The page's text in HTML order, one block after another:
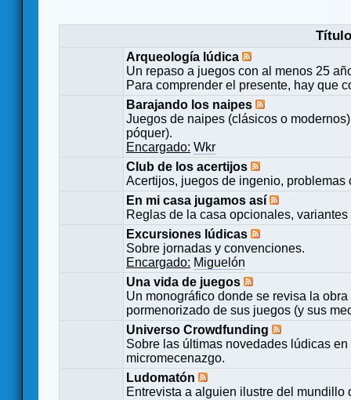
Título
Arqueología lúdica
Un repaso a juegos con al menos 25
Para comprender el presente, hay que
Barajando los naipes
Juegos de naipes (clásicos o
póquer).
Encargado: Wkr
Club de los acertijos
Acertijos, juegos de ingenio,
En mi casa jugamos así
Reglas de la casa opcionales,
Excursiones lúdicas
Sobre jornadas y convenciones.
Encargado: Miguelón
Una vida de juegos
Un monográfico donde se revisa la
pormenorizado de sus juegos (y sus
Universo Crowdfunding
Sobre las últimas novedades lúdicas
micromecenazgo.
Ludomatón
Entrevista a alguien ilustre del mundillo